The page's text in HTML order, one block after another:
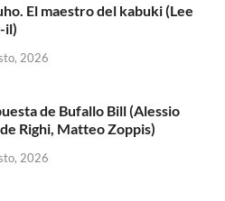
El maestro del kabuki (Lee
il)
2026
de Bufallo Bill (Alessio
Righi, Matteo Zoppis)
2026